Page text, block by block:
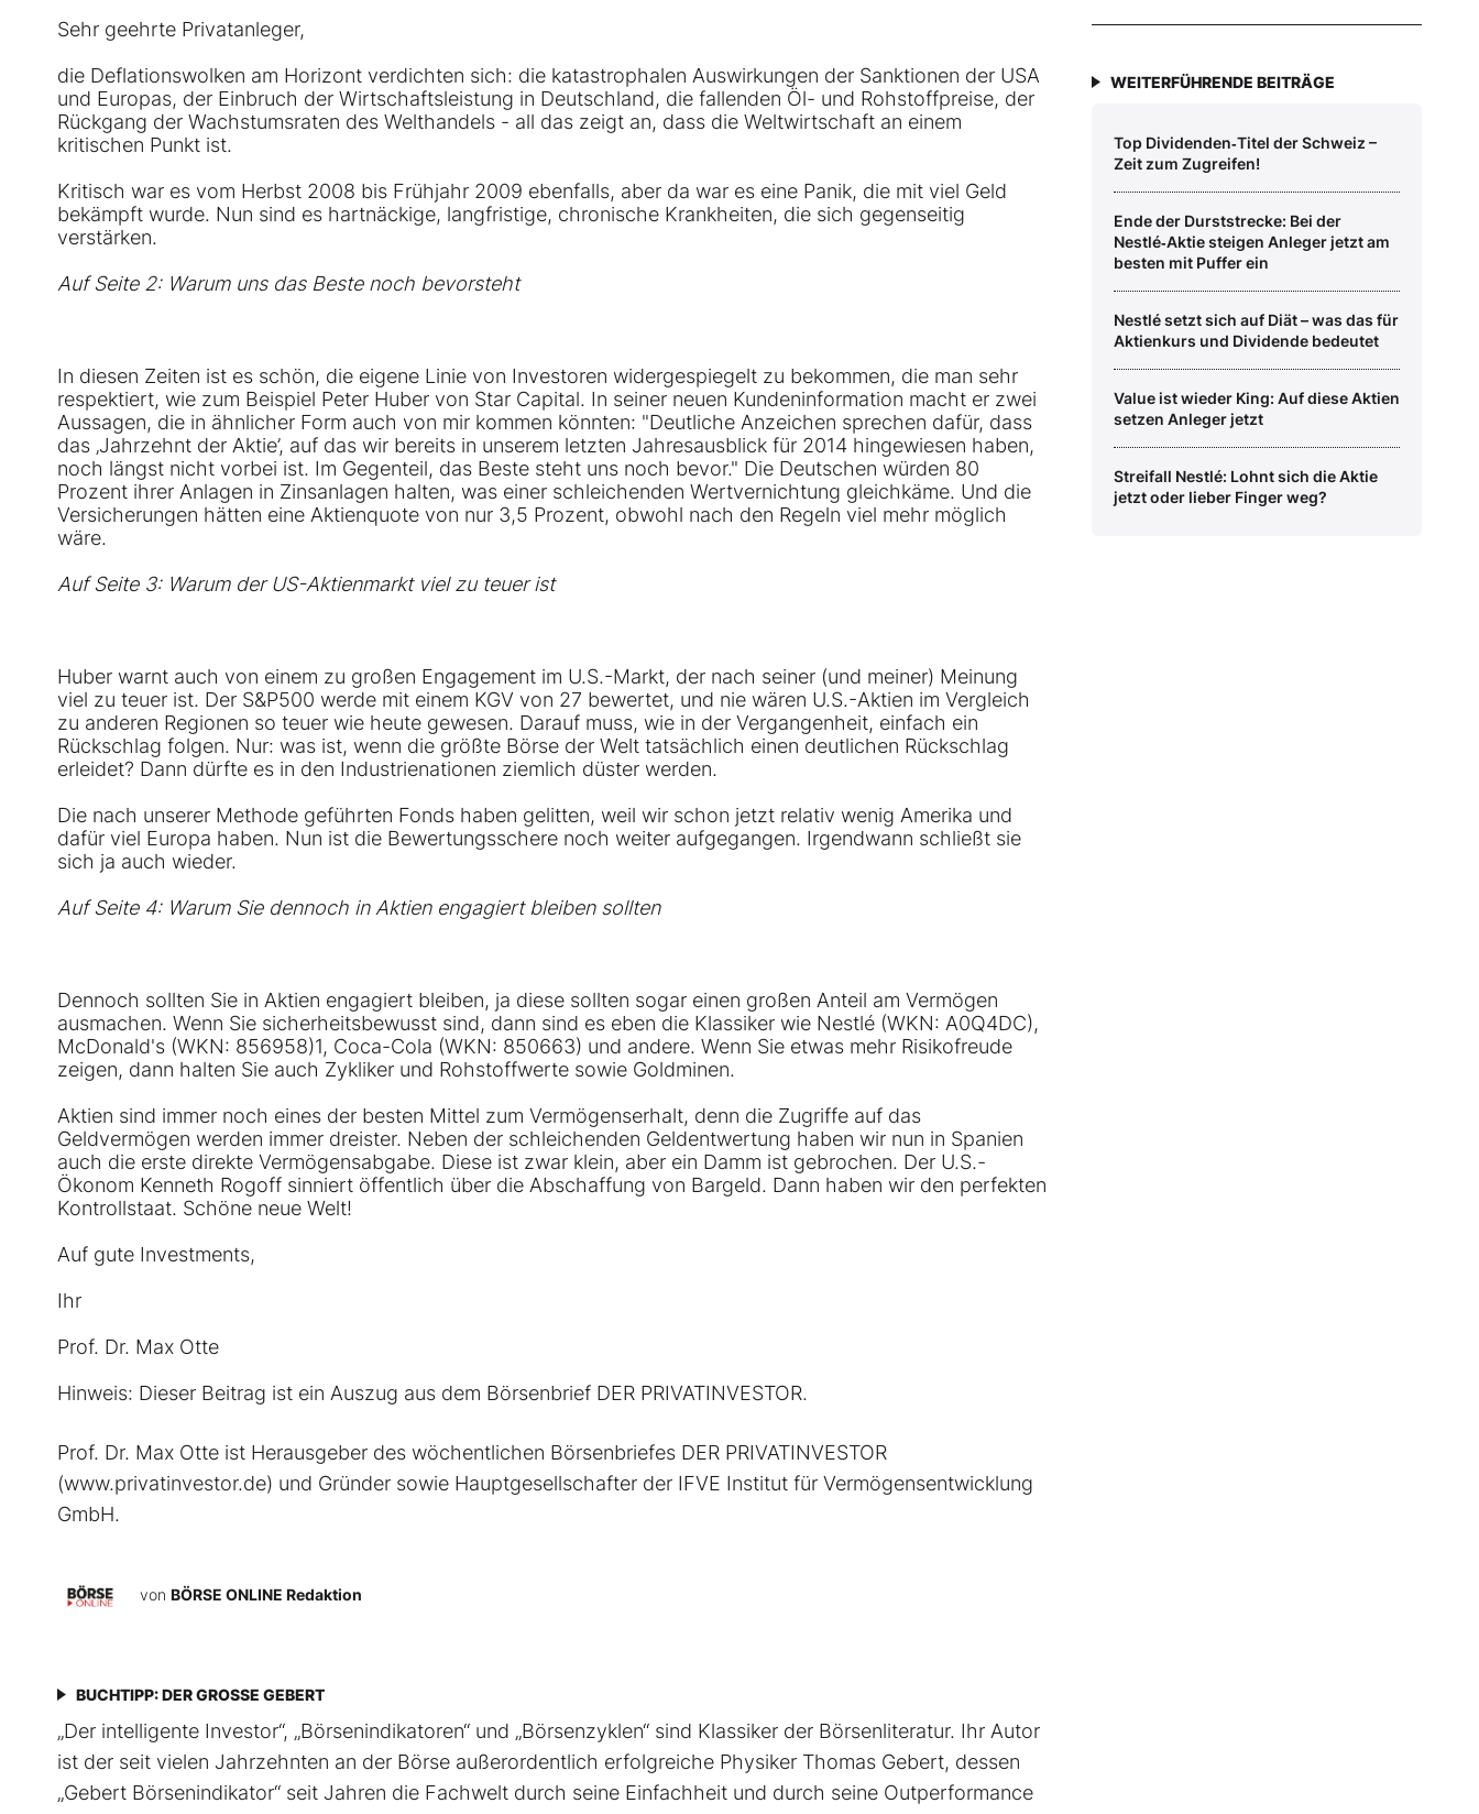
Sehr geehrte Privatanleger,
die Deflationswolken am Horizont verdichten sich: die katastrophalen Auswirkungen der Sanktionen der USA
und Europas, der Einbruch der Wirtschaftsleistung in Deutschland, die fallenden Öl- und Rohstoffpreise, der
Rückgang der Wachstumsraten des Welthandels - all das zeigt an, dass die Weltwirtschaft an einem
kritischen Punkt ist.
Kritisch war es vom Herbst 2008 bis Frühjahr 2009 ebenfalls, aber da war es eine Panik, die mit viel Geld
bekämpft wurde. Nun sind es hartnäckige, langfristige, chronische Krankheiten, die sich gegenseitig
verstärken.
Auf Seite 2: Warum uns das Beste noch bevorsteht
In diesen Zeiten ist es schön, die eigene Linie von Investoren widergespiegelt zu bekommen, die man sehr
respektiert, wie zum Beispiel Peter Huber von Star Capital. In seiner neuen Kundeninformation macht er zwei
Aussagen, die in ähnlicher Form auch von mir kommen könnten: "Deutliche Anzeichen sprechen dafür, dass
das ‚Jahrzehnt der Aktie’, auf das wir bereits in unserem letzten Jahresausblick für 2014 hingewiesen haben,
noch längst nicht vorbei ist. Im Gegenteil, das Beste steht uns noch bevor." Die Deutschen würden 80
Prozent ihrer Anlagen in Zinsanlagen halten, was einer schleichenden Wertvernichtung gleichkäme. Und die
Versicherungen hätten eine Aktienquote von nur 3,5 Prozent, obwohl nach den Regeln viel mehr möglich
wäre.
Auf Seite 3: Warum der US-Aktienmarkt viel zu teuer ist
Huber warnt auch von einem zu großen Engagement im U.S.-Markt, der nach seiner (und meiner) Meinung
viel zu teuer ist. Der S&P500 werde mit einem KGV von 27 bewertet, und nie wären U.S.-Aktien im Vergleich
zu anderen Regionen so teuer wie heute gewesen. Darauf muss, wie in der Vergangenheit, einfach ein
Rückschlag folgen. Nur: was ist, wenn die größte Börse der Welt tatsächlich einen deutlichen Rückschlag
erleidet? Dann dürfte es in den Industrienationen ziemlich düster werden.
Die nach unserer Methode geführten Fonds haben gelitten, weil wir schon jetzt relativ wenig Amerika und
dafür viel Europa haben. Nun ist die Bewertungsschere noch weiter aufgegangen. Irgendwann schließt sie
sich ja auch wieder.
Auf Seite 4: Warum Sie dennoch in Aktien engagiert bleiben sollten
Dennoch sollten Sie in Aktien engagiert bleiben, ja diese sollten sogar einen großen Anteil am Vermögen
ausmachen. Wenn Sie sicherheitsbewusst sind, dann sind es eben die Klassiker wie Nestlé (WKN: A0Q4DC),
McDonald's (WKN: 856958)1, Coca-Cola (WKN: 850663) und andere. Wenn Sie etwas mehr Risikofreude
zeigen, dann halten Sie auch Zykliker und Rohstoffwerte sowie Goldminen.
Aktien sind immer noch eines der besten Mittel zum Vermögenserhalt, denn die Zugriffe auf das
Geldvermögen werden immer dreister. Neben der schleichenden Geldentwertung haben wir nun in Spanien
auch die erste direkte Vermögensabgabe. Diese ist zwar klein, aber ein Damm ist gebrochen. Der U.S.-
Ökonom Kenneth Rogoff sinniert öffentlich über die Abschaffung von Bargeld. Dann haben wir den perfekten
Kontrollstaat. Schöne neue Welt!
Auf gute Investments,
Ihr
Prof. Dr. Max Otte
Hinweis: Dieser Beitrag ist ein Auszug aus dem Börsenbrief DER PRIVATINVESTOR.
Prof. Dr. Max Otte ist Herausgeber des wöchentlichen Börsenbriefes DER PRIVATINVESTOR
(www.privatinvestor.de) und Gründer sowie Hauptgesellschafter der IFVE Institut für Vermögensentwicklung
GmbH.
von BÖRSE ONLINE Redaktion
BUCHTIPP: DER GROSSE GEBERT
„Der intelligente Investor“, „Börsenindikatoren“ und „Börsenzyklen“ sind Klassiker der Börsen­literatur. Ihr Autor
ist der seit vielen Jahrzehnten an der Börse außerordentlich erfolgreiche Physiker Thomas Gebert, dessen
„Gebert Börsenindikator“ seit Jahren die Fachwelt durch seine Einfachheit und durch seine Outperformance
WEITERFÜHRENDE BEITRÄGE
Top Dividenden‑Titel der Schweiz –
Zeit zum Zugreifen!
Ende der Durststrecke: Bei der
Nestlé‑Aktie steigen Anleger jetzt am
besten mit Puffer ein
Nestlé setzt sich auf Diät – was das für
Aktienkurs und Dividende bedeutet
Value ist wieder King: Auf diese Aktien
setzen Anleger jetzt
Streifall Nestlé: Lohnt sich die Aktie
jetzt oder lieber Finger weg?